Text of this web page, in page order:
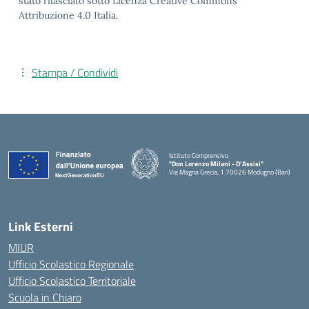
Attribuzione 4.0 Italia.
Stampa / Condividi
Istituto Comprensivo
"Don Lorenzo Milani - D’Assisi"
Via Magna Grecia, 1 70026 Modugno (Bari)
— Visita la pagina iniziale della scuola
Link Esterni
MIUR
Ufficio Scolastico Regionale
Ufficio Scolastico Territoriale
Scuola in Chiaro